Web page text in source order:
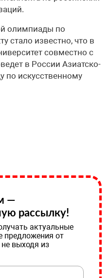
олимпиады по
стало известно, что в
совместно с
в России Азиатско-
по искусственному
—
рассылку!
актуальные
предложения от
не выходя из